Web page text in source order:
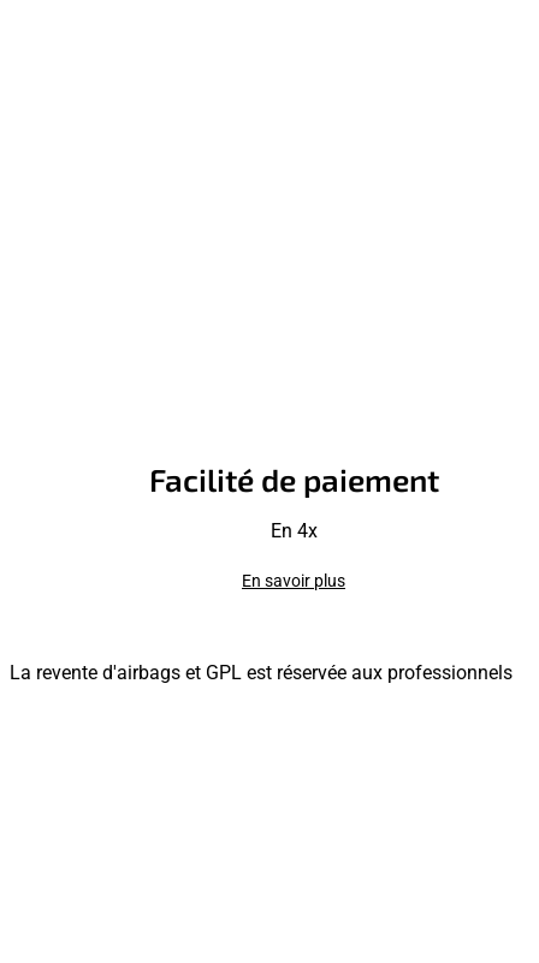
Facilité de paiement
En 4x
En savoir plus
La revente d'airbags et GPL est réservée aux professionnels